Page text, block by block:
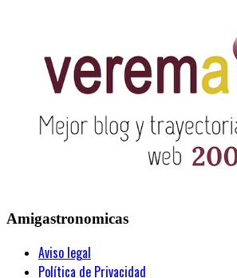
Amigastronomicas
Aviso legal
Política de Privacidad